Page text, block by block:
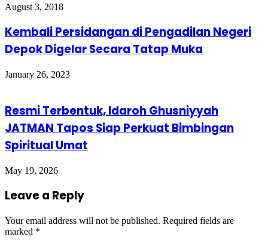
August 3, 2018
Kembali Persidangan di Pengadilan Negeri
Depok Digelar Secara Tatap Muka
January 26, 2023
Resmi Terbentuk, Idaroh Ghusniyyah
JATMAN Tapos Siap Perkuat Bimbingan
Spiritual Umat
May 19, 2026
Leave a Reply
Your email address will not be published. Required fields are
marked *